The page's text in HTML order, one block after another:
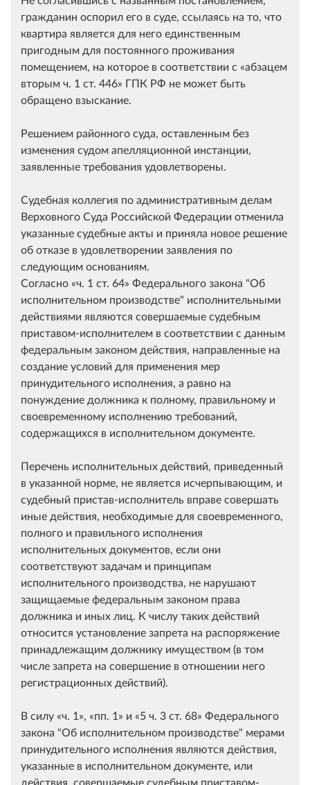
гражданин оспорил его в суде, ссылаясь на то, что
квартира является для него единственным
пригодным для постоянного проживания
помещением, на которое в соответствии с
абзацем
вторым ч. 1 ст. 446
ГПК РФ не может быть
обращено взыскание.
Решением районного суда, оставленным без
изменения судом апелляционной инстанции,
заявленные требования удовлетворены.
Судебная коллегия по административным делам
Верховного Суда Российской Федерации отменила
указанные судебные акты и приняла новое решение
об отказе в удовлетворении заявления по
следующим основаниям.
Согласно ч. 1 ст. 64 Федерального закона "Об
исполнительном производстве" исполнительными
действиями являются совершаемые судебным
приставом-исполнителем в соответствии с данным
федеральным законом действия, направленные на
создание условий для применения мер
принудительного исполнения, а равно на
понуждение должника к полному, правильному и
своевременному исполнению требований,
содержащихся в исполнительном документе.
Перечень исполнительных действий, приведенный
в указанной норме, не является исчерпывающим, и
судебный пристав-исполнитель вправе совершать
иные действия, необходимые для своевременного,
полного и правильного исполнения
исполнительных документов, если они
соответствуют задачам и принципам
исполнительного производства, не нарушают
защищаемые федеральным законом права
должника и иных лиц. К числу таких действий
относится установление запрета на распоряжение
принадлежащим должнику имуществом (в том
числе запрета на совершение в отношении него
регистрационных действий).
В силу ч. 1 , пп. 1 и 5 ч. 3 ст. 68 Федерального
закона "Об исполнительном производстве" мерами
принудительного исполнения являются действия,
указанные в исполнительном документе, или
действия, совершаемые судебным приставом-